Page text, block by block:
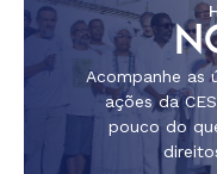
Acompanhe as
ações da
pouco do